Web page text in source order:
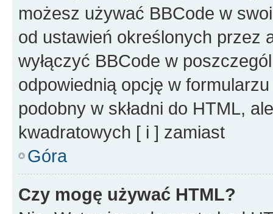
możesz używać BBCode w
od ustawień określonych przez
wyłączyć BBCode w
odpowiednią opcję w
podobny w składni do HTML,
kwadratowych [ i ] zamiast
Góra
Czy mogę używać HTML?